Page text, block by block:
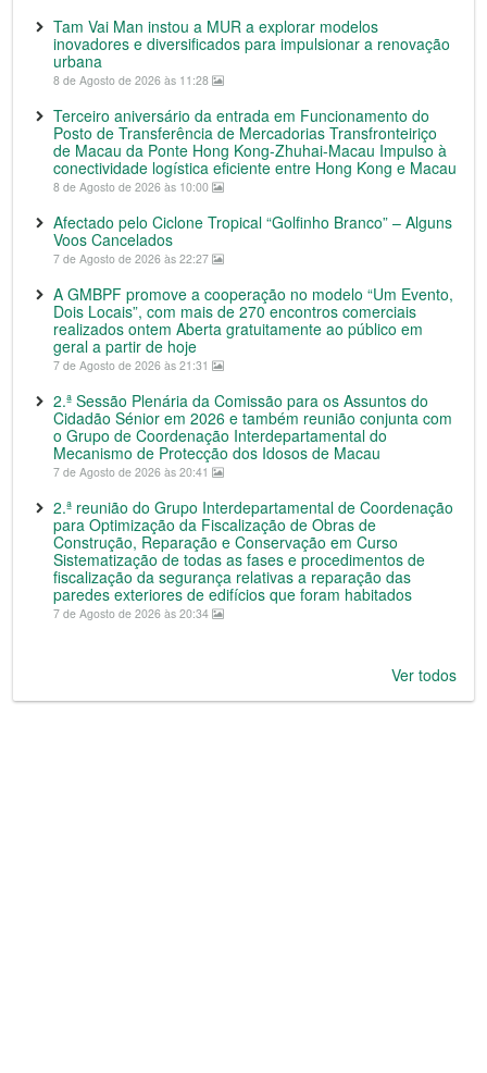
Tam Vai Man instou a MUR a explorar modelos
inovadores e diversificados para impulsionar a renovação
urbana
8 de Agosto de 2026 às 11:28
Terceiro aniversário da entrada em Funcionamento do
Posto de Transferência de Mercadorias Transfronteiriço
de Macau da Ponte Hong Kong-Zhuhai-Macau Impulso à
conectividade logística eficiente entre Hong Kong e Macau
8 de Agosto de 2026 às 10:00
Afectado pelo Ciclone Tropical “Golfinho Branco” – Alguns
Voos Cancelados
7 de Agosto de 2026 às 22:27
A GMBPF promove a cooperação no modelo “Um Evento,
Dois Locais”, com mais de 270 encontros comerciais
realizados ontem Aberta gratuitamente ao público em
geral a partir de hoje
7 de Agosto de 2026 às 21:31
2.ª Sessão Plenária da Comissão para os Assuntos do
Cidadão Sénior em 2026 e também reunião conjunta com
o Grupo de Coordenação Interdepartamental do
Mecanismo de Protecção dos Idosos de Macau
7 de Agosto de 2026 às 20:41
2.ª reunião do Grupo Interdepartamental de Coordenação
para Optimização da Fiscalização de Obras de
Construção, Reparação e Conservação em Curso
Sistematização de todas as fases e procedimentos de
fiscalização da segurança relativas a reparação das
paredes exteriores de edifícios que foram habitados
7 de Agosto de 2026 às 20:34
Ver todos